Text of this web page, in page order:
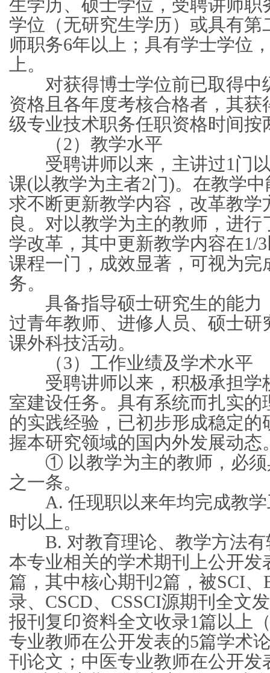
生学历、硕士学位，受聘讲师职
学位（无研究生学历）或具有第
师职务6年以上；具有学士学位
上。
对获得博士学位前已取得中
资格且各年度考核合格者，其获
级专业技术职务任职资格时间按
（2）教学水平
受聘讲师以来，主讲过1门以
课(以教学为主者2门)。在教学
求不断更新教学内容，改革教学
良。对以教学为主的教师，进
学改革，其中更新教学内容在1/
课程一门，成效显著，可视为完
务。
具备指导硕士研究生的能力
过青年教师、进修人员、硕士研
课外科技活动。
（3）工作业绩及学术水平
受聘讲师以来，积极承担学
室建设任务。具有系统而扎实的
的实践经验，已初步形成稳定的
握本研究领域的国内外发展动态
① 以教学为主的教师，必须
之一条。
A. 任现职以来年均完成教学
时以上。
B. 对教育理论、教学方法有
本专业相关的学术期刊上公开发
篇，其中核心期刊2篇，被SCI、
录、CSCD、CSSCI源期刊全文
报刊复印资料全文收录1篇以上
专业教师在公开发表的5篇学术
刊论文；中医专业教师在公开发